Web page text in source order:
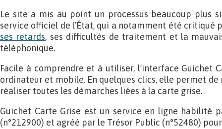
Le site a mis au point un processus beaucoup plus
service officiel de l’État, qui a notamment été critiqué
ses retards, ses difficultés de traitement et la
téléphonique.
Facile à comprendre et à utiliser, l’interface Guichet
ordinateur et mobile. En quelques clics, elle permet
réaliser toutes les démarches liées à la carte grise.
Guichet Carte Grise est un service en ligne habilité
(n°212900) et agréé par le Trésor Public (n°52480)